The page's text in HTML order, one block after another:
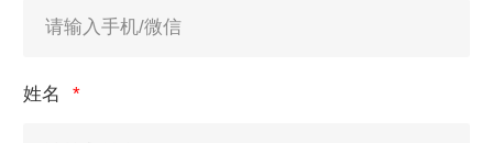
姓名